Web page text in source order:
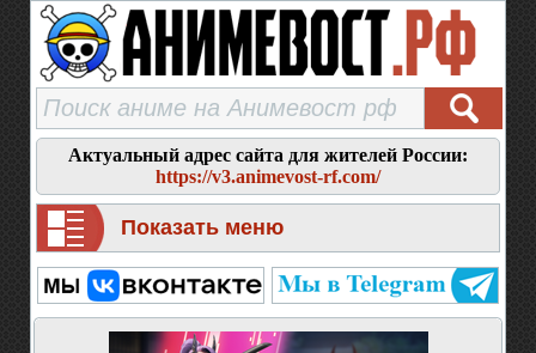
Актуальный адрес сайта для жителей России:
https://v3.animevost-rf.com/
Показать меню